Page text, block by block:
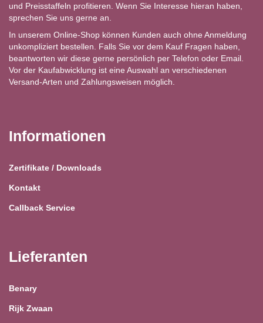
und Preisstaffeln profitieren. Wenn Sie Interesse hieran haben,
sprechen Sie uns gerne an.
In unserem Online-Shop können Kunden auch ohne Anmeldung
unkompliziert bestellen. Falls Sie vor dem Kauf Fragen haben,
beantworten wir diese gerne persönlich per Telefon oder Email.
Vor der Kaufabwicklung ist eine Auswahl an verschiedenen
Versand-Arten und Zahlungsweisen möglich.
Informationen
Zertifikate / Downloads
Kontakt
Callback Service
Lieferanten
Benary
Rijk Zwaan